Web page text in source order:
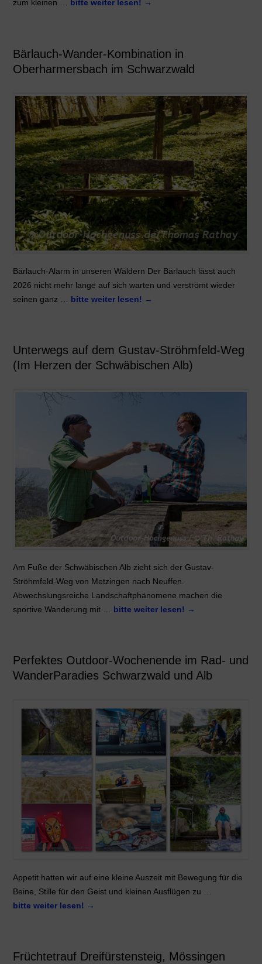
zum kleinen … bitte weiter lesen! →
Bärlauch-Wander-Kombination in
Oberharmersbach im Schwarzwald
Bärlauch-Alarm in unseren Wäldern Der Bärlauch lässt auch
2026 nicht mehr lange auf sich warten und verströmt wieder
seinen ganz … bitte weiter lesen! →
Unterwegs auf dem Gustav-Ströhmfeld-Weg
(Im Herzen der Schwäbischen Alb)
Am Fuße der Schwäbischen Alb zieht sich der Gustav-
Ströhmfeld-Weg von Metzingen nach Neuffen.
Abwechslungsreiche Landschaftphänomene machen die
sportive Wanderung mit … bitte weiter lesen! →
Perfektes Outdoor-Wochenende im Rad- und
WanderParadies Schwarzwald und Alb
Appetit hatten wir auf eine kleine Auszeit mit Bewegung für die
Beine, Stille für den Geist und kleinen Ausflügen zu …
bitte weiter lesen! →
Früchtetrauf Dreifürstensteig, Mössingen